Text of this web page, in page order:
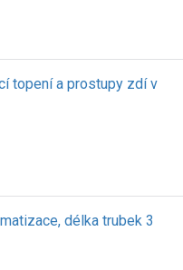
topení a prostupy zdí v
délka trubek 3